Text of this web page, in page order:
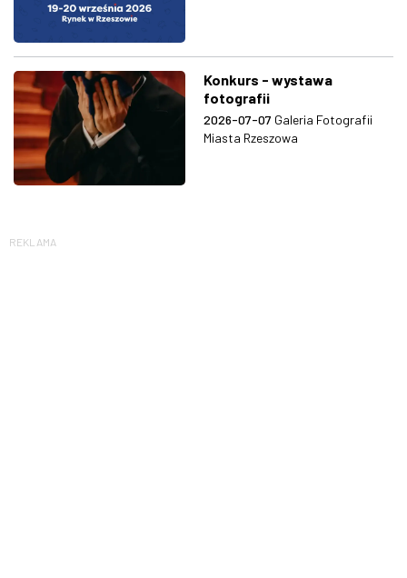
Konkurs - wystawa
fotografii
2026-07-07 Galeria Fotografii
Miasta Rzeszowa
REKLAMA